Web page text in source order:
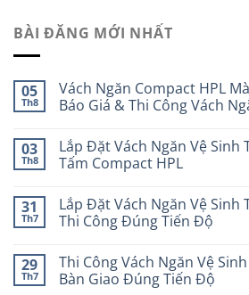
BÀI ĐĂNG MỚI NHẤT
05
Th8
Vách Ngăn Compact HPL
Báo Giá & Thi Công Vách
03
Th8
Lắp Đặt Vách Ngăn Vệ Sinh
Tấm Compact HPL
31
Th7
Lắp Đặt Vách Ngăn Vệ Sinh
Thi Công Đúng Tiến Độ
29
Th7
Thi Công Vách Ngăn Vệ
Bàn Giao Đúng Tiến Độ